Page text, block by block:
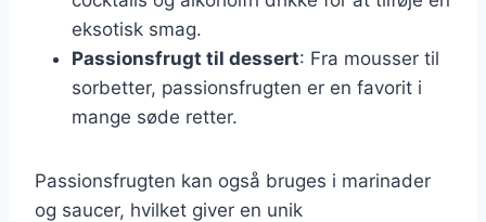
eksotisk smag.
Passionsfrugt til dessert: Fra mousser til
sorbetter, passionsfrugten er en favorit i
mange søde retter.
Passionsfrugten kan også bruges i marinader
og saucer, hvilket giver en unik